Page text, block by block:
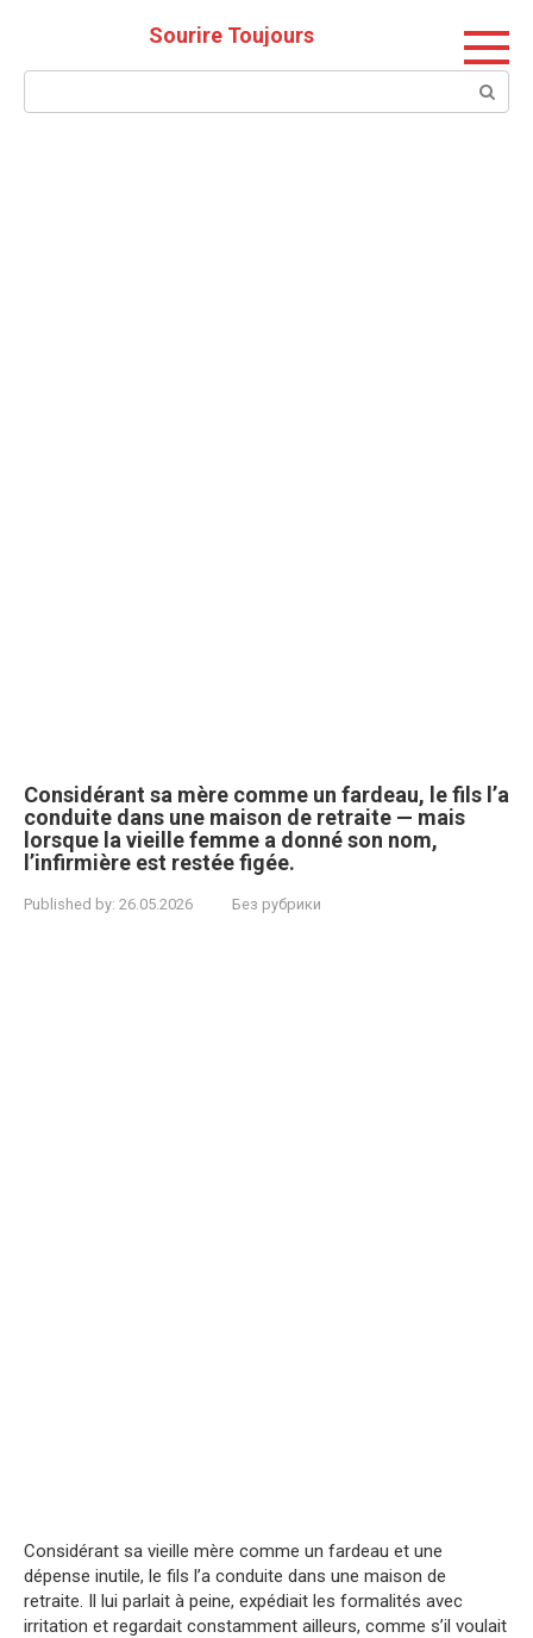
Sourire Toujours
Search:
Considérant sa mère comme un fardeau, le fils l’a
conduite dans une maison de retraite — mais
lorsque la vieille femme a donné son nom,
l’infirmière est restée figée.
Published by: 26.05.2026 Без рубрики
Considérant sa vieille mère comme un fardeau et une
dépense inutile, le fils l’a conduite dans une maison de
retraite. Il lui parlait à peine, expédiait les formalités avec
irritation et regardait constamment ailleurs, comme s’il voulait